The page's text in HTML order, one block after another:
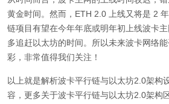
黄金时间。然而，ETH 2.0 上线又将是 2
链项目有望在今年年底或明年初上线波卡
多追赶以太坊的时间。所以未来波卡网络
彩，非常值得我们关注！
以上就是解析波卡平行链与以太坊2.0架构
容，更多关于波卡平行链与以太坊2.0架构